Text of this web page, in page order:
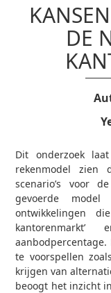
DE
Dit onderzoek
rekenmodel zien
scenario’s voor
gevoerde
ontwikkelingen
kantorenmarkt’
te voorspellen
krijgen van
beoogt het inzicht